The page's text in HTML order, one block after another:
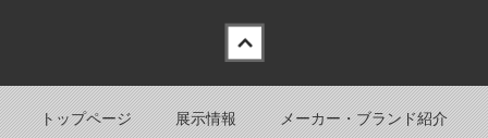
トップページ 展示情報 メーカー・ブランド紹介
Back to top